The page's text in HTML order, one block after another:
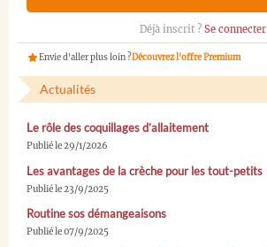
Déjà inscrit ? Se connecter
Envie d'aller plus loin ?Découvrez l'offre Premium
Actualités
Le rôle des coquillages d’allaitement
Publié le 29/1/2026
Les avantages de la crèche pour les tout-petits
Publié le 23/9/2025
Routine sos démangeaisons
Publié le 07/9/2025